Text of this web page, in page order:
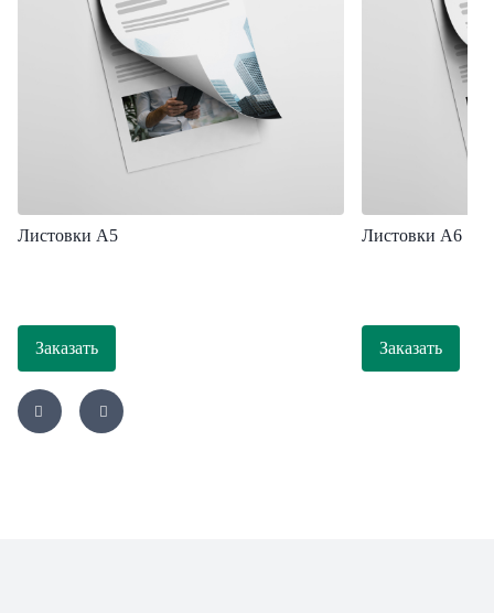
Листовки А5
Заказать
Листовки А6
Заказать